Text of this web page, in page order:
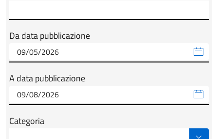
Da data pubblicazione
A data pubblicazione
Categoria